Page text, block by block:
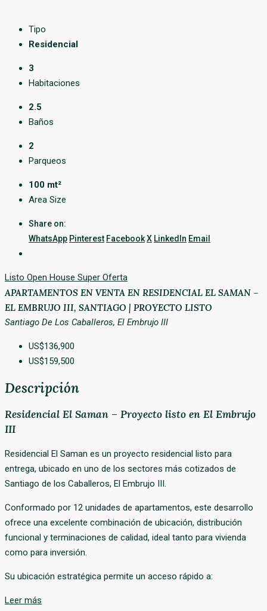
Tipo
Residencial
3
Habitaciones
2.5
Baños
2
Parqueos
100 mt²
Area Size
Share on:
WhatsApp Pinterest FacebookX LinkedIn Email
Listo Open House Super Oferta
APARTAMENTOS EN VENTA EN RESIDENCIAL EL SAMAN –
EL EMBRUJO III, SANTIAGO | PROYECTO LISTO
Santiago De Los Caballeros, El Embrujo III
US$136,900
US$159,500
Descripción
Residencial El Saman – Proyecto listo en El Embrujo
III
Residencial El Saman es un proyecto residencial listo para
entrega, ubicado en uno de los sectores más cotizados de
Santiago de los Caballeros, El Embrujo III.
Conformado por 12 unidades de apartamentos, este desarrollo
ofrece una excelente combinación de ubicación, distribución
funcional y terminaciones de calidad, ideal tanto para vivienda
como para inversión.
Su ubicación estratégica permite un acceso rápido a:
Leer más